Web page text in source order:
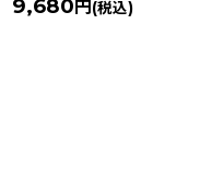
9,680 円 (税込)